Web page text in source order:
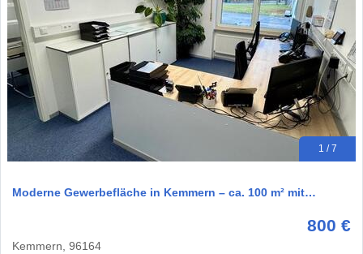
1 / 7
Moderne Gewerbefläche in Kemmern – ca. 100 m² mit…
800 €
Kemmern, 96164